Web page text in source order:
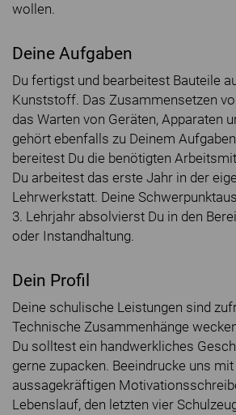
wollen.
Deine Aufgaben
Du fertigst und bearbeitest Bauteile
Kunststoff. Das Zusammensetzen
das Warten von Geräten, Apparaten
gehört ebenfalls zu Deinem
bereitest Du die benötigten
Du arbeitest das erste Jahr in der
Lehrwerkstatt. Deine
3. Lehrjahr absolvierst Du in den
oder Instandhaltung.
Dein Profil
Deine schulische Leistungen sind
Technische Zusammenhänge
Du solltest ein handwerkliches
gerne zupacken. Beeindrucke uns
aussagekräftigen
Lebenslauf, den letzten vier